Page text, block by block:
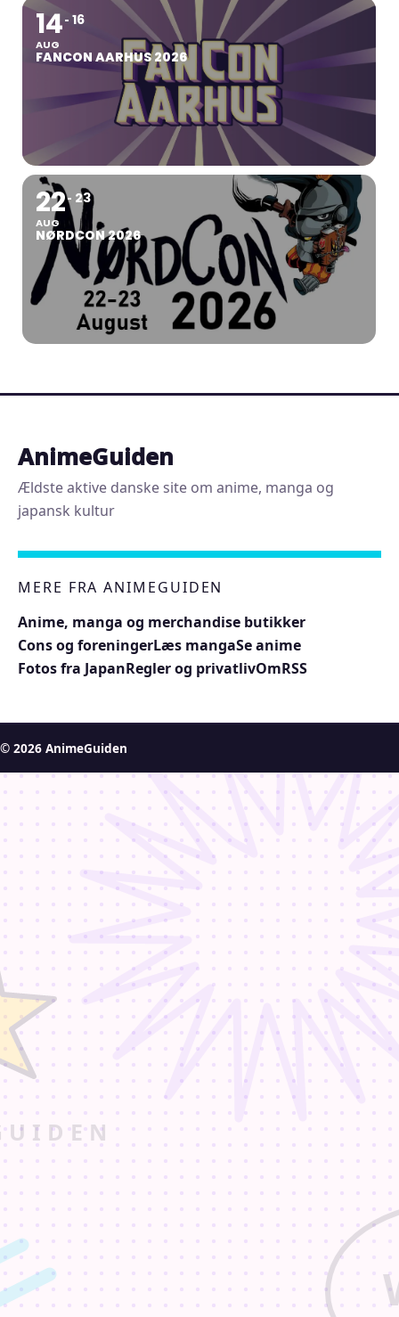
14
AUG
16
FANCON AARHUS 2026
22
AUG
23
NØRDCON 2026
AnimeGuiden
Ældste aktive danske site om anime, manga og
japansk kultur
MERE FRA ANIMEGUIDEN
Anime, manga og merchandise butikker
Cons og foreningerLæs mangaSe anime
Fotos fra JapanRegler og privatlivOmRSS
© 2026 AnimeGuiden